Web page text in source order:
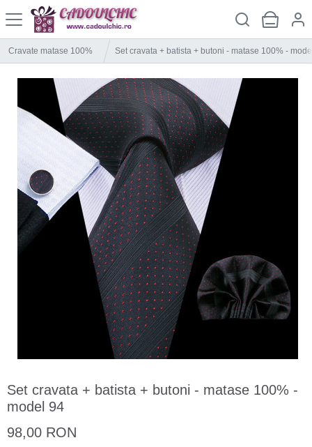
Cravate matase 100% Set cravata + batista + butoni - matase 100% -
Set cravata + batista + butoni - matase 100% -
model 94
98,00 RON